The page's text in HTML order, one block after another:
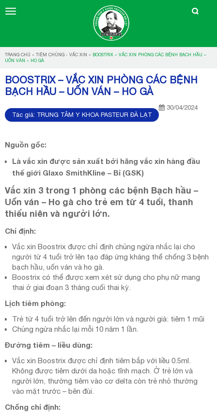
TRANG CHỦ » TIÊM CHỦNG - VẮC XIN » BOOSTRIX – VẮC XIN PHÒNG CÁC BỆNH BẠCH HẦU –
UỐN VÁN – HO GÀ
BOOSTRIX – VẮC XIN PHÒNG CÁC BỆNH
BẠCH HẦU – UỐN VÁN – HO GÀ
30/04/2024
Tác giả: TRUNG TÂM Y KHOA PASTEUR ĐÀ LẠT
Nguồn gốc:
Là vắc xin được sản xuất bởi hãng vắc xin hàng đầu
thế giới Glaxo SmithKline – Bỉ (GSK)
Vắc xin 3 trong 1 phòng các bệnh Bạch hầu –
Uốn ván – Ho gà cho trẻ em từ 4 tuổi, thanh
thiếu niên và người lớn.
Chỉ định:
Vắc xin Boostrix được chỉ định chủng ngừa nhắc lại cho
người từ 4 tuổi trở lên tạo đáp ứng kháng thể chống 3 bệnh
bạch hầu, uốn ván và ho gà.
Boostrix có thể được xem xét sử dụng cho phụ nữ mang
thai ở giai đoạn 3 tháng cuối thai kỳ.
Lịch tiêm phòng:
Trẻ từ 4 tuổi trở lên đến người lớn và người già: tiêm 1 mũi
Chủng ngừa nhắc lại mỗi 10 năm 1 lần.
Đường tiêm – liều dùng:
Vắc xin Boostrix được chỉ định tiêm bắp với liều 0.5ml.
Không được tiêm dưới da hoặc tĩnh mạch. Ở trẻ lớn và
người lớn, thường tiêm vào cơ delta còn trẻ nhỏ thường
vào mặt trước – bên đùi.
Chống chỉ định: